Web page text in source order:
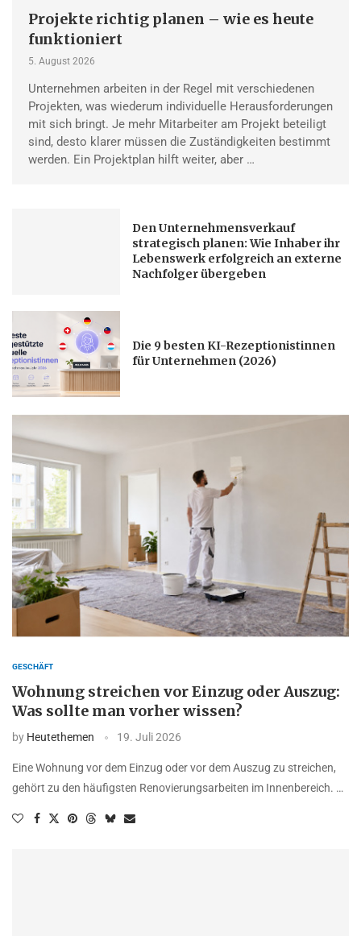
Projekte richtig planen – wie es heute
funktioniert
5. August 2026
Unternehmen arbeiten in der Regel mit verschiedenen
Projekten, was wiederum individuelle Herausforderungen
mit sich bringt. Je mehr Mitarbeiter am Projekt beteiligt
sind, desto klarer müssen die Zuständigkeiten bestimmt
werden. Ein Projektplan hilft weiter, aber …
Den Unternehmensverkauf
strategisch planen: Wie Inhaber ihr
Lebenswerk erfolgreich an externe
Nachfolger übergeben
Die 9 besten KI-Rezeptionistinnen
für Unternehmen (2026)
GESCHÄFT
Wohnung streichen vor Einzug oder Auszug:
Was sollte man vorher wissen?
by Heutethemen 19. Juli 2026
Eine Wohnung vor dem Einzug oder vor dem Auszug zu streichen,
gehört zu den häufigsten Renovierungsarbeiten im Innenbereich. …